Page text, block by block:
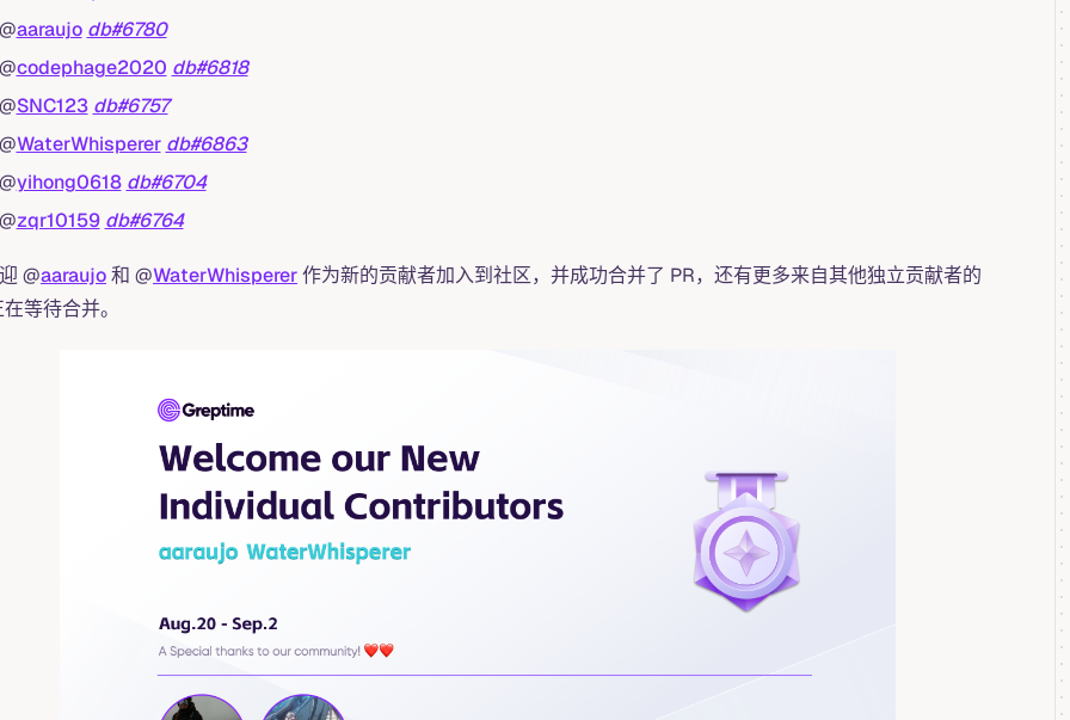
aaraujo db#6780
codephage2020 db#6818
SNC123 db#6757
WaterWhisperer db#6863
yihong0618 db#6704
zqr10159 db#6764
@aaraujo和 @WaterWhisperer作为新的贡献者加入到社区，并成功合并了 PR，还有更多来自其他独立贡献者的
等待合并。